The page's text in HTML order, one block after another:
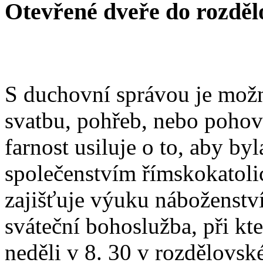
Otevřené dveře do
S duchovní správou je
svatbu, pohřeb, nebo
farnost usiluje o to, aby
společenstvím
zajišťuje výuku
sváteční bohoslužba, při
neděli v 8. 30 v